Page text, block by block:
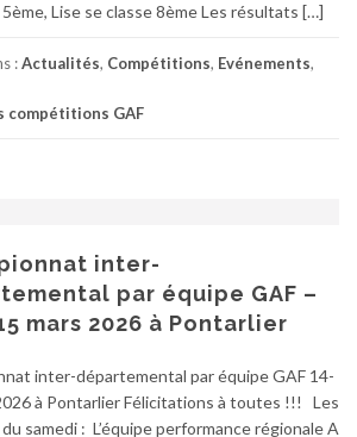
5ème, Lise se classe 8ème Les résultats […]
:Actualités, Compétitions, Evénements,
compétitions GAF
inter-
par équipe GAF –
mars 2026 à Pontarlier
inter-départemental par équipe GAF 14-
à Pontarlier Félicitations à toutes !!! Les
samedi : L’équipe performance régionale A